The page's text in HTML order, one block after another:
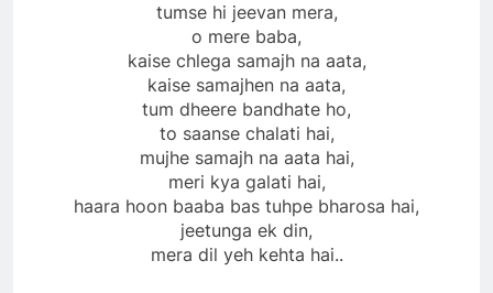
tumse hi jeevan​ mera,
o mere baba,
kaise chlega samajh na aata,
kaise samajhen na aata,
tum dheere bandhate ho​,​
to saanse chalati hai,
mujhe samajh na aata hai​,​
meri kya galati hai,​
haara hoon baaba bas tuhpe bharosa hai,
jeetunga ek din,
mera dil yeh kehta hai..